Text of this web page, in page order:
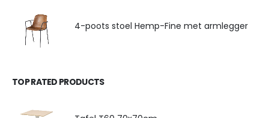
4-poots stoel Hemp-Fine met armlegger
TOP RATED PRODUCTS